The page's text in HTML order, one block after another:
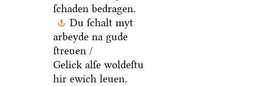
ſchaden bedragen.
Du ſchalt myt
arbeyde na gude
ſtreuen /
Gelick alſe woldeſtu
hir ewich leuen.